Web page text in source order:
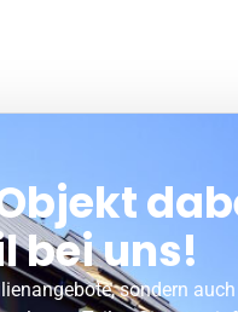
bei uns!
sondern